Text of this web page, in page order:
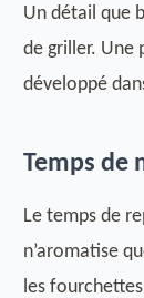
Un détail que
de griller. Une
développé
Temps de
Le temps de
n’aromatise
les